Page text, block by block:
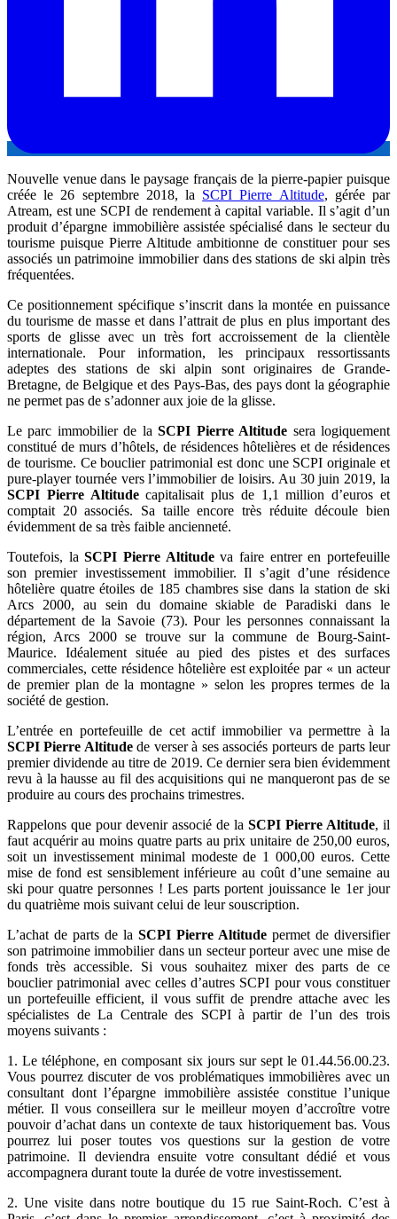
Nouvelle venue dans le paysage français de la pierre-papier puisque
créée le 26 septembre 2018, la SCPI Pierre Altitude, gérée par
Atream, est une SCPI de rendement à capital variable. Il s’agit d’un
produit d’épargne immobilière assistée spécialisé dans le secteur du
tourisme puisque Pierre Altitude ambitionne de constituer pour ses
associés un patrimoine immobilier dans des stations de ski alpin très
fréquentées.
Ce positionnement spécifique s’inscrit dans la montée en puissance
du tourisme de masse et dans l’attrait de plus en plus important des
sports de glisse avec un très fort accroissement de la clientèle
internationale. Pour information, les principaux ressortissants
adeptes des stations de ski alpin sont originaires de Grande-
Bretagne, de Belgique et des Pays-Bas, des pays dont la géographie
ne permet pas de s’adonner aux joie de la glisse.
Le parc immobilier de laSCPI Pierre Altitude sera logiquement
constitué de murs d’hôtels, de résidences hôtelières et de résidences
de tourisme. Ce bouclier patrimonial est donc une SCPI originale et
pure-player tournée vers l’immobilier de loisirs. Au 30 juin 2019, la
SCPI Pierre Altitudecapitalisait plus de 1,1 million d’euros et
comptait 20 associés. Sa taille encore très réduite découle bien
évidemment de sa très faible ancienneté.
Toutefois, laSCPI Pierre Altitudeva faire entrer en portefeuille
son premier investissement immobilier. Il s’agit d’une résidence
hôtelière quatre étoiles de 185 chambres sise dans la station de ski
Arcs 2000, au sein du domaine skiable de Paradiski dans le
département de la Savoie (73). Pour les personnes connaissant la
région, Arcs 2000 se trouve sur la commune de Bourg-Saint-
Maurice. Idéalement située au pied des pistes et des surfaces
commerciales, cette résidence hôtelière est exploitée par « un acteur
de premier plan de la montagne » selon les propres termes de la
société de gestion.
L’entrée en portefeuille de cet actif immobilier va permettre à la
SCPI Pierre Altitudede verser à ses associés porteurs de parts leur
premier dividende au titre de 2019. Ce dernier sera bien évidemment
revu à la hausse au fil des acquisitions qui ne manqueront pas de se
produire au cours des prochains trimestres.
Rappelons que pour devenir associé de la SCPI Pierre Altitude, il
faut acquérir au moins quatre parts au prix unitaire de 250,00 euros,
soit un investissement minimal modeste de 1 000,00 euros. Cette
mise de fond est sensiblement inférieure au coût d’une semaine au
ski pour quatre personnes ! Les parts portent jouissance le 1er jour
du quatrième mois suivant celui de leur souscription.
L’achat de parts de la SCPI Pierre Altitude permet de diversifier
son patrimoine immobilier dans un secteur porteur avec une mise de
fonds très accessible. Si vous souhaitez mixer des parts de ce
bouclier patrimonial avec celles d’autres SCPI pour vous constituer
un portefeuille efficient, il vous suffit de prendre attache avec les
spécialistes de La Centrale des SCPI à partir de l’un des trois
moyens suivants :
1. Le téléphone, en composant six jours sur sept le 01.44.56.00.23.
Vous pourrez discuter de vos problématiques immobilières avec un
consultant dont l’épargne immobilière assistée constitue l’unique
métier. Il vous conseillera sur le meilleur moyen d’accroître votre
pouvoir d’achat dans un contexte de taux historiquement bas. Vous
pourrez lui poser toutes vos questions sur la gestion de votre
patrimoine. Il deviendra ensuite votre consultant dédié et vous
accompagnera durant toute la durée de votre investissement.
2. Une visite dans notre boutique du 15 rue Saint-Roch. C’est à